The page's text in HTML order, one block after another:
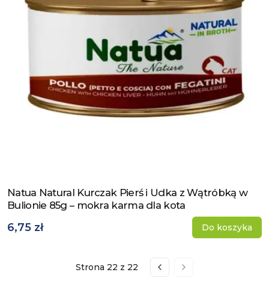
Zobacz produkt
Natua Natural Kurczak Pierś i Udka z Wątróbką w
Bulionie 85g – mokra karma dla kota
6,75 zł Do koszyka
Strona 22 z 22 Przejdź do poprzedniej
Przejdź do